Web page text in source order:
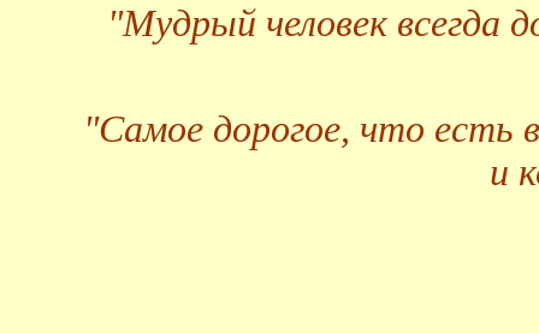
"Мудрый человек всегда
"Самое дорогое, что есть
и